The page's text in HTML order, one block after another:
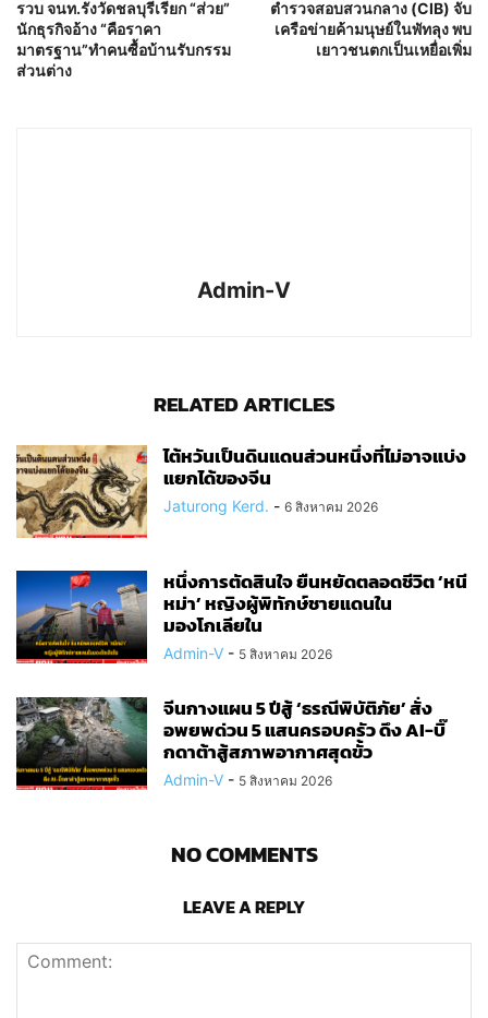
รวบ จนท.รังวัดชลบุรีเรียก “ส่วย”
นักธุรกิจอ้าง “คือราคา
มาตรฐาน”ทำคนซื้อบ้านรับกรรม
ส่วนต่าง
ตำรวจสอบสวนกลาง (CIB) จับ
เครือข่ายค้ามนุษย์ในพัทลุง พบ
เยาวชนตกเป็นเหยื่อเพิ่ม
Admin-V
RELATED ARTICLES
ไต้หวันเป็นดินแดนส่วนหนึ่งที่ไม่อาจแบ่ง
แยกได้ของจีน
Jaturong Kerd. - 6 สิงหาคม 2026
หนึ่งการตัดสินใจ ยืนหยัดตลอดชีวิต ‘หนี
หม่า’ หญิงผู้พิทักษ์ชายแดนใน
มองโกเลียใน
Admin-V - 5 สิงหาคม 2026
จีนกางแผน 5 ปีสู้ ‘ธรณีพิบัติภัย’ สั่ง
อพยพด่วน 5 แสนครอบครัว ดึง AI-บิ๊
กดาต้าสู้สภาพอากาศสุดขั้ว
Admin-V - 5 สิงหาคม 2026
NO COMMENTS
LEAVE A REPLY